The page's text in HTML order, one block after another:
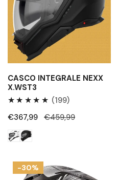
X.WST3
CASCO INTEGRALE NEXX
X.WST3
(199)199
Recensioni
Prezzo
di
vendita
€367,99
Prezzo
regolare
€459,99
Casco
integrale
-30%